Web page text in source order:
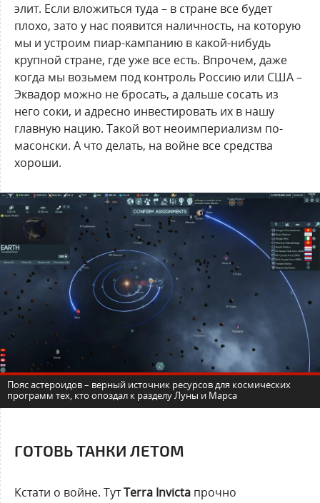
элит. Если вложиться туда – в стране все будет
плохо, зато у нас появится наличность, на которую
мы и устроим пиар-кампанию в какой-нибудь
крупной стране, где уже все есть. Впрочем, даже
когда мы возьмем под контроль Россию или США –
Эквадор можно не бросать, а дальше сосать из
него соки, и адресно инвестировать их в нашу
главную нацию. Такой вот неоимпериализм по-
масонски. А что делать, на войне все средства
хороши.
Пояс астероидов – верный источник ресурсов для космических
программ тех, кто опоздал к разделу Луны и Марса
ГОТОВЬ ТАНКИ ЛЕТОМ
Кстати о войне. ТутTerra Invicta прочно